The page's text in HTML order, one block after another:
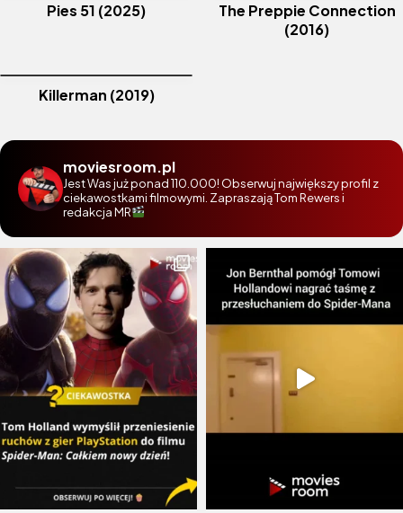
Pies 51 (2025)
The Preppie Connection
(2016)
Killerman (2019)
moviesroom.pl
Jest Was już ponad 110.000! Obserwuj największy profil z
ciekawostkami filmowymi. Zapraszają Tom Rewers i
redakcja MR